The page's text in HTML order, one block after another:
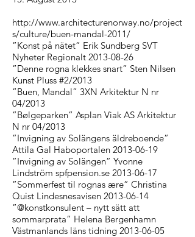
http://www.architecturenorway.no/project
s/culture/buen-mandal-2011/
”Konst på nätet” Erik Sundberg SVT
Nyheter Regionalt 2013-08-26
”Denne rogna klekkes snart” Sten Nilsen
Kunst Pluss #2/2013
”Buen, Mandal” 3XN Arkitektur N nr
04/2013
”Bølgeparken” Asplan Viak AS Arkitektur
N nr 04/2013
”Invigning av Solängens äldreboende”
Attila Gal Haboportalen 2013-06-19
”Invigning av Solängen” Yvonne
Lindström spfpension.se 2013-06-17
”Sommerfest til rognas ære” Christina
Quist Lindesnesavisen 2013-06-14
”@konstkonsulent – nytt sätt att
sommarprata” Helena Bergenhamn
Västmanlands läns tidning 2013-06-05